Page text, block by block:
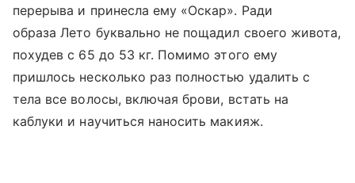
перерыва и принесла ему «Оскар». Ради
образа Лето буквально не пощадил своего живота,
похудев с 65 до 53 кг. Помимо этого ему
пришлось несколько раз полностью удалить с
тела все волосы, включая брови, встать на
каблуки и научиться наносить макияж.